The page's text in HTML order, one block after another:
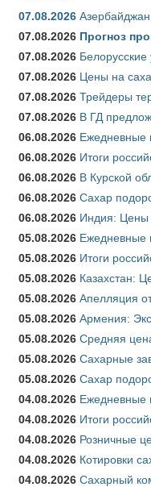
07.08.2026
07.08.2026 Прогноз
07.08.2026
07.08.2026 Цены на
07.08.2026 Трейдеры
07.08.2026 В ГД
06.08.2026 Ежедневные
06.08.2026 Итоги
06.08.2026 В Курской
06.08.2026 Сахар
06.08.2026 Индия: Цены
05.08.2026 Ежедневные
05.08.2026 Итоги
05.08.2026 Казахстан:
05.08.2026 Апелляция
05.08.2026 Армения:
05.08.2026 Средняя
05.08.2026 Сахарные
05.08.2026 Сахар
04.08.2026 Ежедневные
04.08.2026 Итоги
04.08.2026 Розничные
04.08.2026 Котировки
04.08.2026 Сахарный